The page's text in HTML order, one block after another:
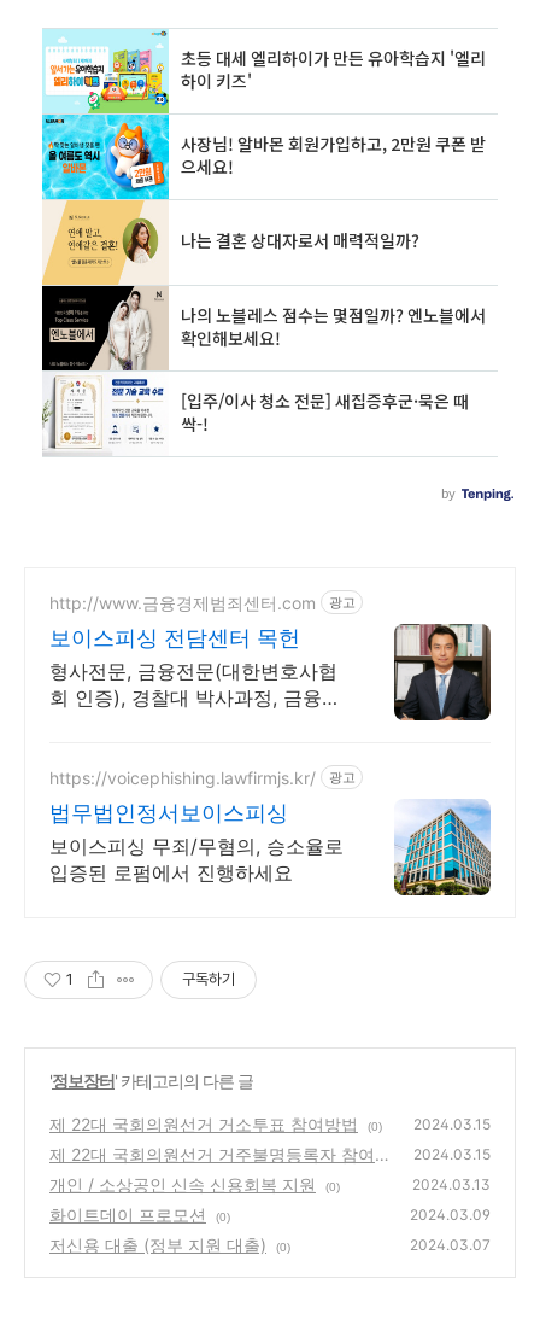
http://www.금융경제범죄센터.com 광고
보이스피싱 전담센터 목헌
형사전문, 금융전문(대한변호사협
회 인증), 경찰대 박사과정, 금융위
https://voicephishing.lawfirmjs.kr/ 광고
법무법인정서보이스피싱
보이스피싱 무죄/무혐의, 승소율로
입증된 로펌에서 진행하세요
1 구독하기
'정보장터' 카테고리의 다른 글
제 22대 국회의원선거 거소투표 참여방법 (0) 2024.03.15
제 22대 국회의원선거 거주불명등록자 참여방
법
(0)
2024.03.15
개인 / 소상공인 신속 신용회복 지원 (0) 2024.03.13
화이트데이 프로모션 (0) 2024.03.09
저신용 대출 (정부 지원 대출) (0) 2024.03.07